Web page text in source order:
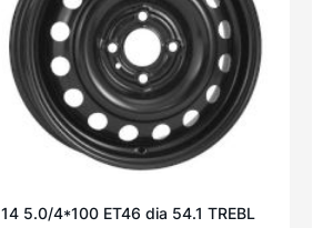
14 5.0/4*100 ET46 dia 54.1 TREBL